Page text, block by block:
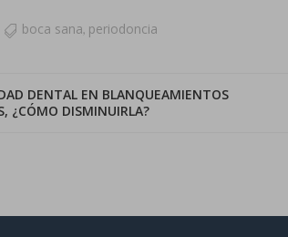
boca sana, periodoncia
DENTAL EN BLANQUEAMIENTOS
¿CÓMO DISMINUIRLA?